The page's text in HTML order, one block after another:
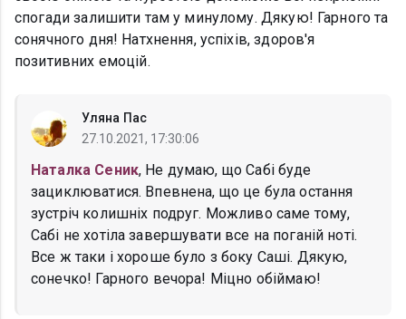
спогади залишити там у минулому. Дякую! Гарного та
сонячного дня! Натхнення, успіхів, здоров'я
позитивних емоцій.
Уляна Пас
27.10.2021, 17:30:06
Наталка Сеник, Не думаю, що Сабі буде
зациклюватися. Впевнена, що це була остання
зустріч колишніх подруг. Можливо саме тому,
Сабі не хотіла завершувати все на поганій ноті.
Все ж таки і хороше було з боку Саші. Дякую,
сонечко! Гарного вечора! Міцно обіймаю!